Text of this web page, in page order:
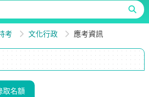
考 文化行政 應考資訊
取名額